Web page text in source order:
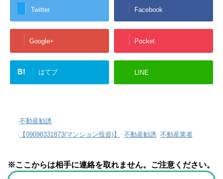
Twitter Facebook
Google+ Pocket
B! はてブ LINE
-不動産勧誘
- 【09098331873(マンション投資)】 不動産勧誘 不動産業者
※ここからは相手に連絡を取れません。ご注意ください。